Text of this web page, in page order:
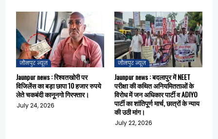
जौनपुर न्यूज़
Jaunpur news : रिश्वतखोरी पर
विजिलेंस का बड़ा छापा 10 हजार रुपये
लेते चकबंदी कानूनगो गिरफ्तार।
July 24, 2026
जौनपुर न्यूज़
Jaunpur news : बदलापुर में NEET
परीक्षा की कथित अनियमितताओं के
विरोध में जन अधिकार पार्टी व ADIYO
पार्टी का शांतिपूर्ण मार्च, छात्रों के न्याय
की उठी मांग।
July 22, 2026